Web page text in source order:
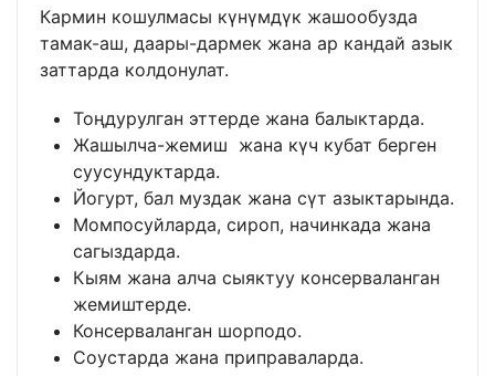
Кармин кошулмасы күнүмдүк жашообузда
тамак-аш, даары-дармек жана ар кандай азык
заттарда колдонулат.
Тоңдурулган эттерде жана балыктарда.
Жашылча-жемиш жана күч кубат берген
суусундуктарда.
Йогурт, бал муздак жана сүт азыктарында.
Момпосуйларда, сироп, начинкада жана
сагыздарда.
Кыям жана алча сыяктуу консерваланган
жемиштерде.
Консерваланган шорподо.
Соустарда жана приправаларда.